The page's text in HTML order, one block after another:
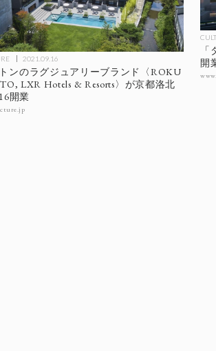
2021.09.16
ンのラグジュアリーブランド〈ROKU
LXR Hotels & Resorts〉が京都洛北
開業
開